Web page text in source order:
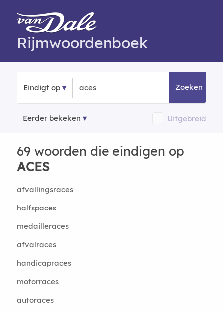
Rijmwoordenboek
Eindigt op Zoeken
Eerder bekeken Uitgebreid
69 woorden die eindigen op
ACES
afvallingsraces
halfspaces
medailleraces
afvalraces
handicapraces
motorraces
autoraces